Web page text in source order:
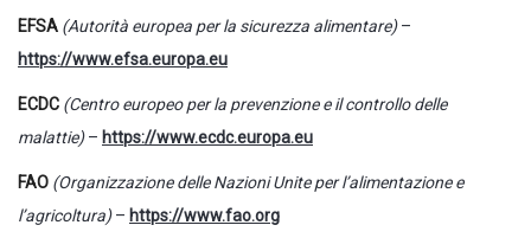
EFSA (Autorità europea per la sicurezza alimentare)–
https://www.efsa.europa.eu
ECDC (Centro europeo per la prevenzione e il controllo delle
malattie)– https://www.ecdc.europa.eu
FAO (Organizzazione delle Nazioni Unite per l’alimentazione e
l’agricoltura)– https://www.fao.org